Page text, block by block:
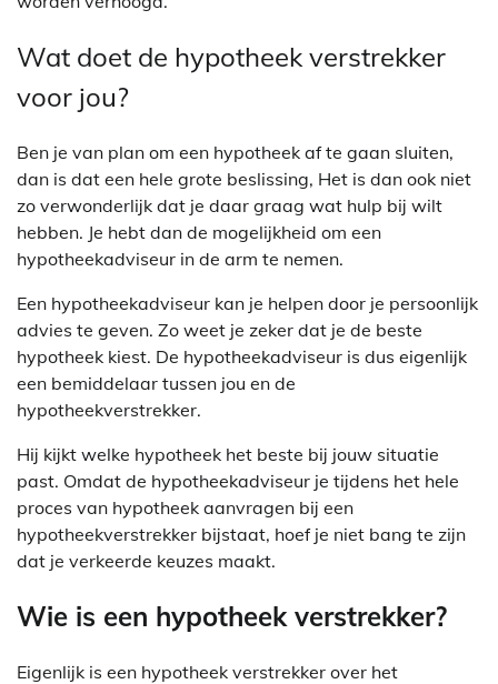
Wat doet de hypotheek verstrekker
voor jou?
Ben je van plan om een hypotheek af te gaan sluiten,
dan is dat een hele grote beslissing, Het is dan ook niet
zo verwonderlijk dat je daar graag wat hulp bij wilt
hebben. Je hebt dan de mogelijkheid om een
hypotheekadviseur in de arm te nemen.
Een hypotheekadviseur kan je helpen door je persoonlijk
advies te geven. Zo weet je zeker dat je de beste
hypotheek kiest. De hypotheekadviseur is dus eigenlijk
een bemiddelaar tussen jou en de
hypotheekverstrekker.
Hij kijkt welke hypotheek het beste bij jouw situatie
past. Omdat de hypotheekadviseur je tijdens het hele
proces van hypotheek aanvragen bij een
hypotheekverstrekker bijstaat, hoef je niet bang te zijn
dat je verkeerde keuzes maakt.
Wie is een hypotheek verstrekker?
Eigenlijk is een hypotheek verstrekker over het